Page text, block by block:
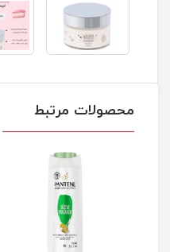
محصولات مرتبط